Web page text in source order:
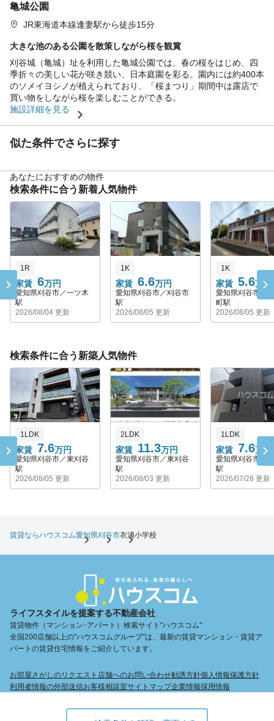
亀城公園
JR東海道本線逢妻駅から徒歩15分
大きな池のある公園を散策しながら桜を観賞
刈谷城（亀城）址を利用した亀城公園では、春の桜をはじめ、四
季折々の美しい花が咲き競い、日本庭園を彩る。園内には約400本
のソメイヨシノが植えられており、「桜まつり」期間中は露店で
買い物をしながら桜を楽しむことができる。
施設詳細を見る
似た条件でさらに探す
あなたにおすすめの物件
検索条件に合う新着人気物件
1R
家賃 6万円
愛知県刈谷市／一ツ木
駅
2026/08/04 更新
1K
家賃 6.6万円
愛知県刈谷市／刈谷市
駅
2026/08/05 更新
1K
家賃 5.6万円
愛知県刈谷市／
町駅
2026/08/05 更新
検索条件に合う新築人気物件
1LDK
家賃 7.6万円
愛知県刈谷市／東刈谷
駅
2026/08/05 更新
2LDK
家賃 11.3万円
愛知県刈谷市／東刈谷
駅
2026/08/03 更新
1LDK
家賃 7.6万円
愛知県刈谷市／
駅
2026/07/28 更新
賃貸ならハウスコム愛知県刈谷市衣浦小学校
ライフスタイルを提案する不動産会社
賃貸物件（マンション･アパート）検索サイト"ハウスコム"
全国200店舗以上の"ハウスコムグループ"は、最新の賃貸マンション・賃貸ア
パートの賃貸住宅情報をご紹介しています。
お部屋さがしのリクエスト 店舗へのお問い合わせ勧誘方針個人情報保護方針
利用者情報の外部送信お客様相談室サイトマップ企業情報採用情報